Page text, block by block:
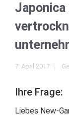
Japonica
7. April 2017
Ihre Frage:
Liebes New-